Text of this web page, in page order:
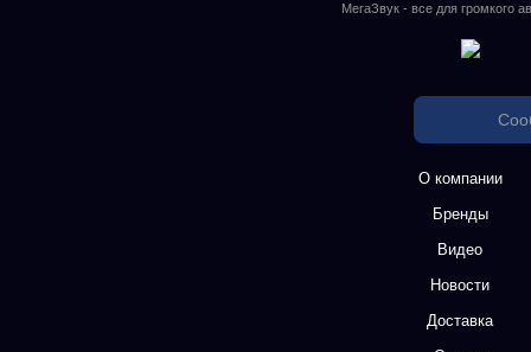
МегаЗвук - все для громкого
О компании
Бренды
Видео
Новости
Доставка